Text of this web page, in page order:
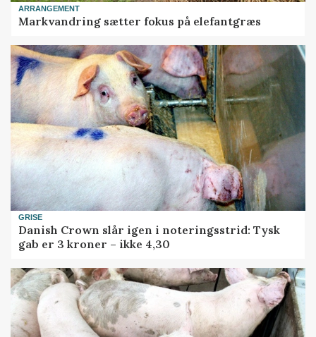
ARRANGEMENT
Markvandring sætter fokus på elefantgræs
GRISE
Danish Crown slår igen i noteringsstrid: Tysk
gab er 3 kroner – ikke 4,30